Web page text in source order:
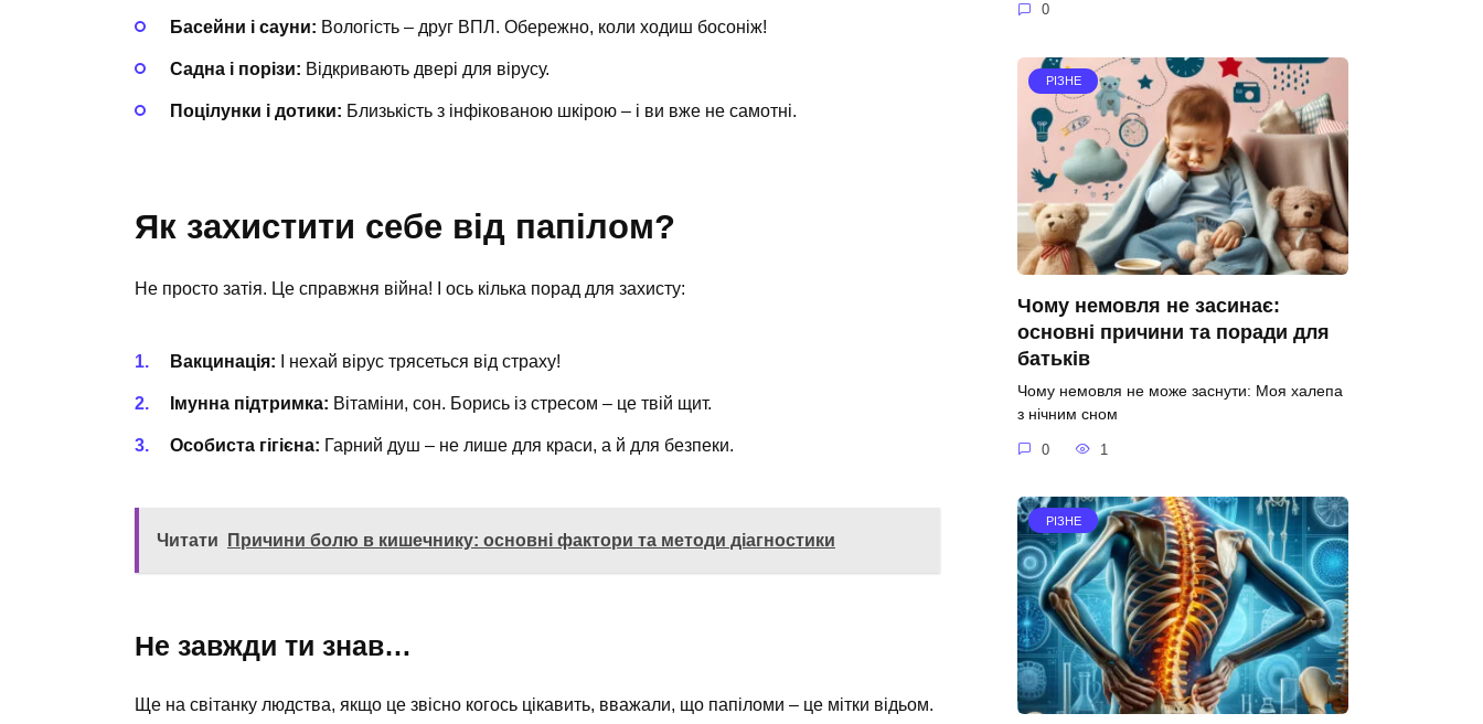
Басейни і сауни: Вологість – друг ВПЛ. Обережно, коли ходиш босоніж!
Садна і порізи: Відкривають двері для вірусу.
Поцілунки і дотики: Близькість з інфікованою шкірою – і ви вже не самотні.
Як захистити себе від папілом?
Не просто затія. Це справжня війна! І ось кілька порад для захисту:
Вакцинація: І нехай вірус трясеться від страху!
Імунна підтримка: Вітаміни, сон. Борись із стресом – це твій щит.
Особиста гігієна: Гарний душ – не лише для краси, а й для безпеки.
Читати Причини болю в кишечнику: основні фактори та методи діагностики
Не завжди ти знав…
Ще на світанку людства, якщо це звісно когось цікавить, вважали, що папіломи – це мітки відьом.
0
РІЗНЕ
Чому немовля не засинає:
основні причини та поради для
батьків
Чому немовля не може заснути: Моя халепа
з нічним сном
0 1
РІЗНЕ